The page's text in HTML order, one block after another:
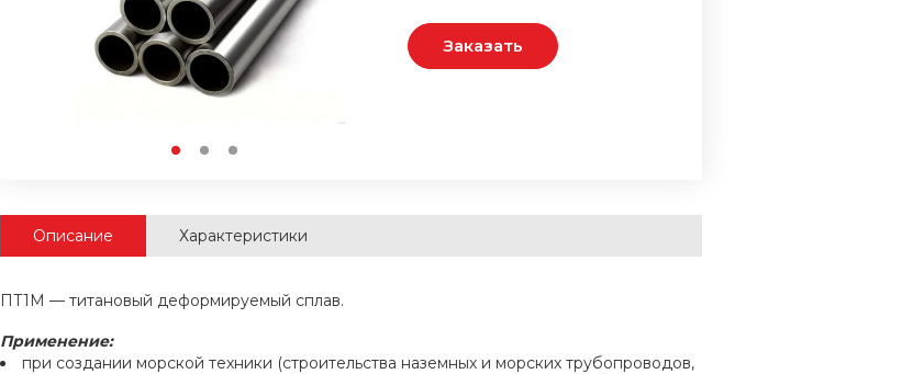
Заказать
Описание Характеристики
ПТ1М — титановый деформируемый сплав.
Применение:
при создании морской техники (строительства наземных и морских трубопроводов,